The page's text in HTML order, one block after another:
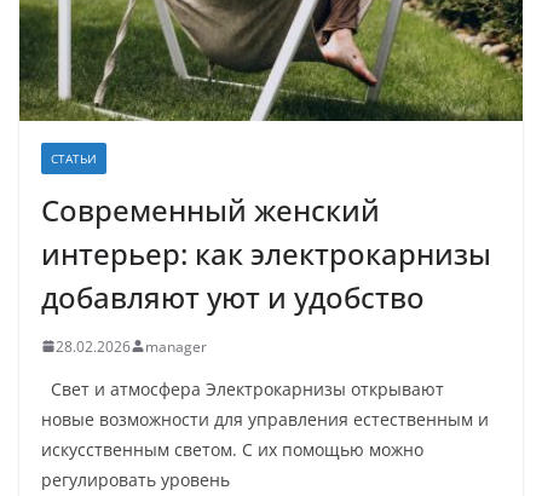
СТАТЬИ
Современный женский
интерьер: как электрокарнизы
добавляют уют и удобство
28.02.2026 manager
Свет и атмосфера Электрокарнизы открывают
новые возможности для управления естественным и
искусственным светом. С их помощью можно
регулировать уровень